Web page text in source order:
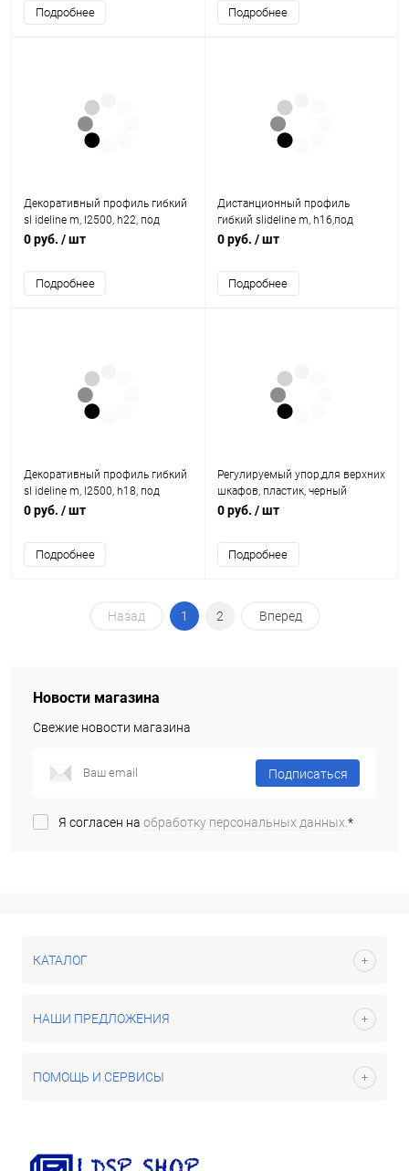
Подробнее Подробнее
Декоративный профиль гибкий
sl ideline m, l2500, h22, под
приклеивание, цвет шампань
0 руб. / шт
Подробнее
Дистанционный профиль
гибкий slideline m, h16,под
приклеиван ие, цвет серый
0 руб. / шт
Подробнее
Декоративный профиль гибкий
sl ideline m, l2500, h18, под
приклеивание, цвет шампань
0 руб. / шт
Подробнее
Регулируемый упор,для верхних
шкафов, пластик, черный
1996132 Hettich
0 руб. / шт
Подробнее
Назад 1 2 Вперед
Новости магазина
Свежие новости магазина
Подписаться
Я согласен на обработку персональных данных.*
КАТАЛОГ
НАШИ ПРЕДЛОЖЕНИЯ
ПОМОЩЬ И СЕРВИСЫ